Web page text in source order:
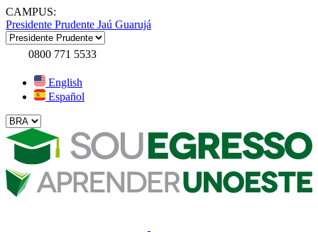
CAMPUS:
Presidente Prudente Jaú Guarujá
0800 771 5533
English
Español